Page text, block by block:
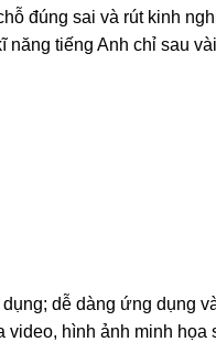
đúng sai và rút kinh
năng tiếng Anh chỉ sau
dễ dàng ứng dụng
video, hình ảnh minh họa